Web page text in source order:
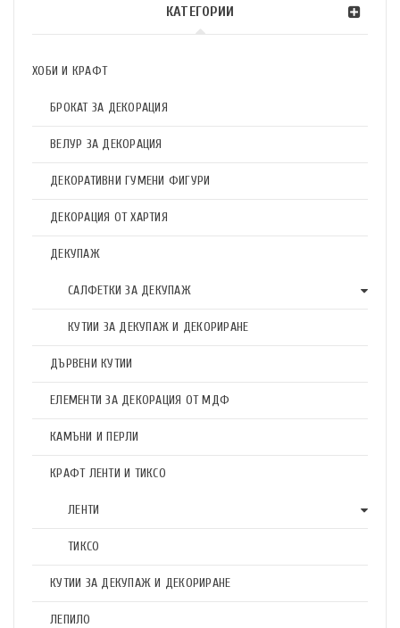
КАТЕГОРИИ
ХОБИ И КРАФТ
БРОКАТ ЗА ДЕКОРАЦИЯ
ВЕЛУР ЗА ДЕКОРАЦИЯ
ДЕКОРАТИВНИ ГУМЕНИ ФИГУРИ
ДЕКОРАЦИЯ ОТ ХАРТИЯ
ДЕКУПАЖ
САЛФЕТКИ ЗА ДЕКУПАЖ
КУТИИ ЗА ДЕКУПАЖ И ДЕКОРИРАНЕ
ДЪРВЕНИ КУТИИ
ЕЛЕМЕНТИ ЗА ДЕКОРАЦИЯ ОТ МДФ
КАМЪНИ И ПЕРЛИ
КРАФТ ЛЕНТИ И ТИКСО
ЛЕНТИ
ТИКСО
КУТИИ ЗА ДЕКУПАЖ И ДЕКОРИРАНЕ
ЛЕПИЛО